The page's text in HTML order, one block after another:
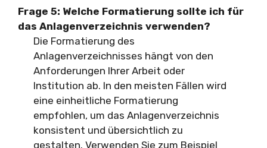
Frage 5: Welche Formatierung sollte ich für
das Anlagenverzeichnis verwenden?
Die Formatierung des
Anlagenverzeichnisses hängt von den
Anforderungen Ihrer Arbeit oder
Institution ab. In den meisten Fällen wird
eine einheitliche Formatierung
empfohlen, um das Anlagenverzeichnis
konsistent und übersichtlich zu
gestalten. Verwenden Sie zum Beispiel